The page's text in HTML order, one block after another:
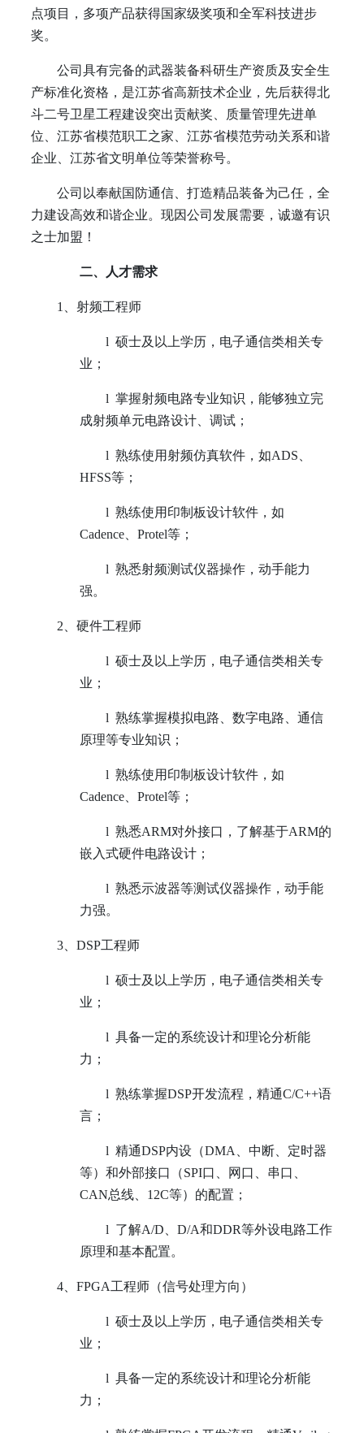
点项目，多项产品获得国家级奖项和全军科技进步
奖。
公司具有完备的武器装备科研生产资质及安全生
产标准化资格，是江苏省高新技术企业，先后获得北
斗二号卫星工程建设突出贡献奖、质量管理先进单
位、江苏省模范职工之家、江苏省模范劳动关系和谐
企业、江苏省文明单位等荣誉称号。
公司以奉献国防通信、打造精品装备为己任，全
力建设高效和谐企业。现因公司发展需要，诚邀有识
之士加盟！
二、人才需求
1 、射频工程师
l 硕士及以上学历，电子通信类相关专
业；
l 掌握射频电路专业知识，能够独立完
成射频单元电路设计、调试；
l 熟练使用射频仿真软件，如ADS、
HFSS等；
l 熟练使用印制板设计软件，如
Cadence、Protel等；
l 熟悉射频测试仪器操作，动手能力
强。
2 、硬件工程师
l 硕士及以上学历，电子通信类相关专
业；
l 熟练掌握模拟电路、数字电路、通信
原理等专业知识；
l 熟练使用印制板设计软件，如
Cadence、Protel等；
l 熟悉ARM对外接口，了解基于ARM的
嵌入式硬件电路设计；
l 熟悉示波器等测试仪器操作，动手能
力强。
3 DSP工程师
l 硕士及以上学历，电子通信类相关专
业；
l 具备一定的系统设计和理论分析能
力；
l 熟练掌握DSP开发流程，精通C/C++语
言；
l 精通DSP内设（DMA、中断、定时器
等）和外部接口（SPI口、网口、串口、
CAN总线、12C等）的配置；
l 了解A/D、D/A和DDR等外设电路工作
原理和基本配置。
4 FPGA工程师（信号处理方向）
l 硕士及以上学历，电子通信类相关专
业；
l 具备一定的系统设计和理论分析能
力；